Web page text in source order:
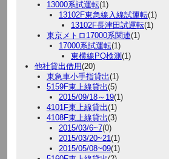
13000系試運転(1)
13102F東急線入線試運転(1)
13102F長津田試運転(1)
東京メトロ17000系関連(1)
17000系試運転(1)
東横線PQ検測 (1)
他社貸出借用(20)
東急車小手指貸出(1)
5159F東上線貸出(5)
2015/09/18～19(1)
4101F東上線貸出(1)
4108F東上線貸出(3)
2015/03/6~7(0)
2015/03/20~21(1)
2015/05/08~09(1)